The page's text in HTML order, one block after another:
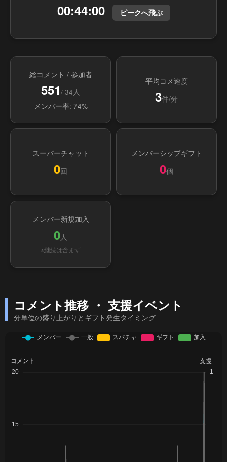
00:44:00 ピークへ飛ぶ
総コメント / 参加者
551 / 34人
メンバー率: 74%
平均コメ速度
3件/分
スーパーチャット
0回
メンバーシップギフト
0個
メンバー新規加入
0人
※継続は含まず
コメント推移 ・ 支援イベント
分単位の盛り上がりとギフト発生タイミング